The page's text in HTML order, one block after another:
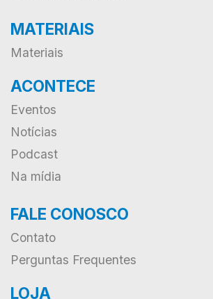
MATERIAIS
Materiais
ACONTECE
Eventos
Notícias
Podcast
Na mídia
FALE CONOSCO
Contato
Perguntas Frequentes
LOJA